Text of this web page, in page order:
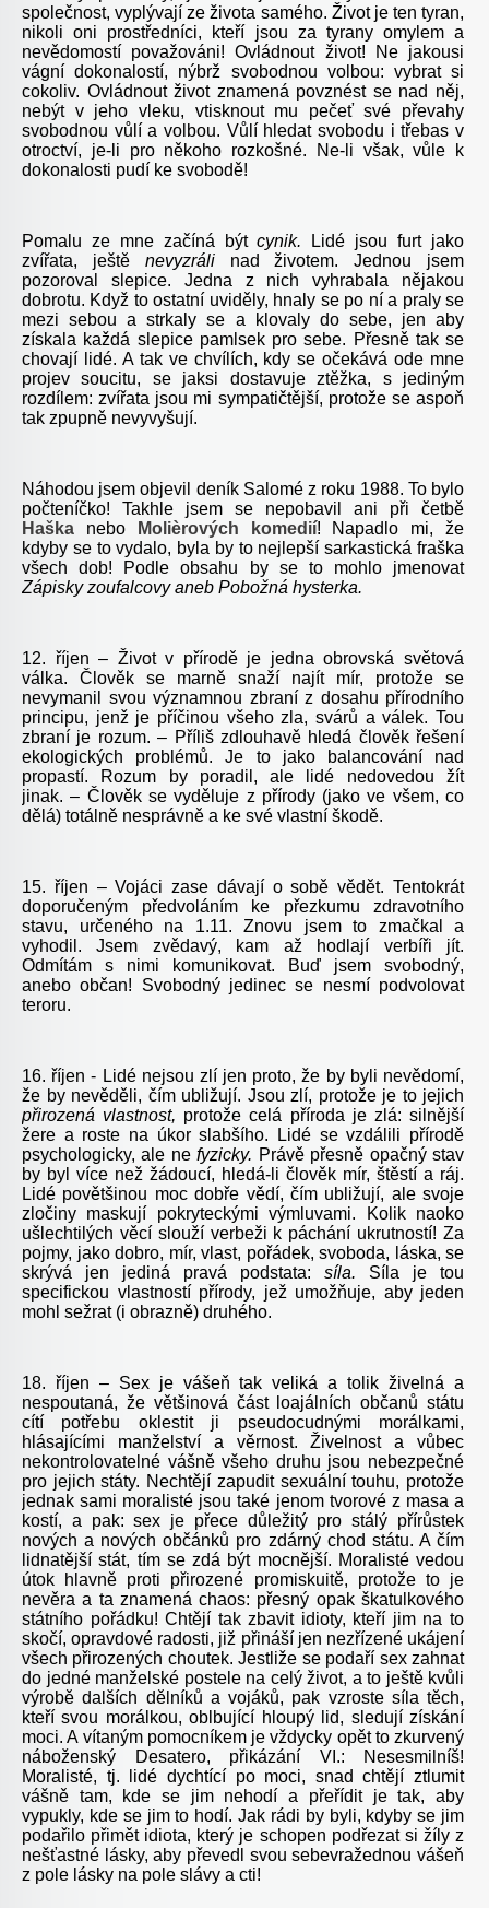
společnost, vyplývají ze života samého. Život je ten tyran,
nikoli oni prostředníci, kteří jsou za tyrany omylem a
nevědomostí považováni! Ovládnout život! Ne jakousi
vágní dokonalostí, nýbrž svobodnou volbou: vybrat si
cokoliv. Ovládnout život znamená povznést se nad něj,
nebýt v jeho vleku, vtisknout mu pečeť své převahy
svobodnou vůlí a volbou. Vůlí hledat svobodu i třebas v
otroctví, je-li pro někoho rozkošné. Ne-li však, vůle k
dokonalosti pudí ke svobodě!
Pomalu ze mne začíná býtcynik. Lidé jsou furt jako
zvířata, ještě nevyzrálinad životem. Jednou jsem
pozoroval slepice. Jedna z nich vyhrabala nějakou
dobrotu. Když to ostatní uviděly, hnaly se po ní a praly se
mezi sebou a strkaly se a klovaly do sebe, jen aby
získala každá slepice pamlsek pro sebe. Přesně tak se
chovají lidé. A tak ve chvílích, kdy se očekává ode mne
projev soucitu, se jaksi dostavuje ztěžka, s jediným
rozdílem: zvířata jsou mi sympatičtější, protože se aspoň
tak zpupně nevyvyšují.
Náhodou jsem objevil deník Salomé z roku 1988. To bylo
počteníčko! Takhle jsem se nepobavil ani při četbě
Haška nebo Molièrových komedií! Napadlo mi, že
kdyby se to vydalo, byla by to nejlepší sarkastická fraška
všech dob! Podle obsahu by se to mohlo jmenovat
Zápisky zoufalcovy aneb Pobožná hysterka.
12. říjen – Život v přírodě je jedna obrovská světová
válka. Člověk se marně snaží najít mír, protože se
nevymanil svou významnou zbraní z dosahu přírodního
principu, jenž je příčinou všeho zla, svárů a válek. Tou
zbraní je rozum. – Příliš zdlouhavě hledá člověk řešení
ekologických problémů. Je to jako balancování nad
propastí. Rozum by poradil, ale lidé nedovedou žít
jinak. – Člověk se vyděluje z přírody (jako ve všem, co
dělá) totálně nesprávně a ke své vlastní škodě.
15. říjen – Vojáci zase dávají o sobě vědět. Tentokrát
doporučeným předvoláním ke přezkumu zdravotního
stavu, určeného na 1.11. Znovu jsem to zmačkal a
vyhodil. Jsem zvědavý, kam až hodlají verbíři jít.
Odmítám s nimi komunikovat. Buď jsem svobodný,
anebo občan! Svobodný jedinec se nesmí podvolovat
teroru.
16. říjen - Lidé nejsou zlí jen proto, že by byli nevědomí,
že by nevěděli, čím ubližují. Jsou zlí, protože je to jejich
přirozená vlastnost, protože celá příroda je zlá: silnější
žere a roste na úkor slabšího. Lidé se vzdálili přírodě
psychologicky, ale nefyzicky. Právě přesně opačný stav
by byl více než žádoucí, hledá-li člověk mír, štěstí a ráj.
Lidé povětšinou moc dobře vědí, čím ubližují, ale svoje
zločiny maskují pokryteckými výmluvami. Kolik naoko
ušlechtilých věcí slouží verbeži k páchání ukrutností! Za
pojmy, jako dobro, mír, vlast, pořádek, svoboda, láska, se
skrývá jen jediná pravá podstata: síla. Síla je tou
specifickou vlastností přírody, jež umožňuje, aby jeden
mohl sežrat (i obrazně) druhého.
18. říjen – Sex je vášeň tak veliká a tolik živelná a
nespoutaná, že většinová část loajálních občanů státu
cítí potřebu oklestit ji pseudocudnými morálkami,
hlásajícími manželství a věrnost. Živelnost a vůbec
nekontrolovatelné vášně všeho druhu jsou nebezpečné
pro jejich státy. Nechtějí zapudit sexuální touhu, protože
jednak sami moralisté jsou také jenom tvorové z masa a
kostí, a pak: sex je přece důležitý pro stálý přírůstek
nových a nových občánků pro zdárný chod státu. A čím
lidnatější stát, tím se zdá být mocnější. Moralisté vedou
útok hlavně proti přirozené promiskuitě, protože to je
nevěra a ta znamená chaos: přesný opak škatulkového
státního pořádku! Chtějí tak zbavit idioty, kteří jim na to
skočí, opravdové radosti, již přináší jen nezřízené ukájení
všech přirozených choutek. Jestliže se podaří sex zahnat
do jedné manželské postele na celý život, a to ještě kvůli
výrobě dalších dělníků a vojáků, pak vzroste síla těch,
kteří svou morálkou, oblbující hloupý lid, sledují získání
moci. A vítaným pomocníkem je vždycky opět to zkurvený
náboženský Desatero, přikázání VI.: Nesesmilníš!
Moralisté, tj. lidé dychtící po moci, snad chtějí ztlumit
vášně tam, kde se jim nehodí a přeřídit je tak, aby
vypukly, kde se jim to hodí. Jak rádi by byli, kdyby se jim
podařilo přimět idiota, který je schopen podřezat si žíly z
nešťastné lásky, aby převedl svou sebevražednou vášeň
z pole lásky na pole slávy a cti!